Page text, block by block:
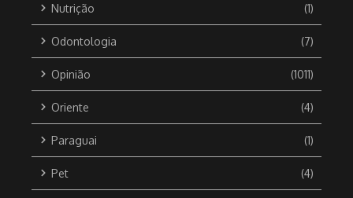
Nutrição (1)
Odontologia (7)
Opinião (1011)
Oriente (4)
Paraguai (1)
Pet (4)